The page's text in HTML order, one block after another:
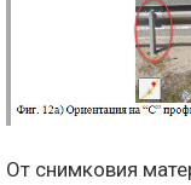
От снимковия